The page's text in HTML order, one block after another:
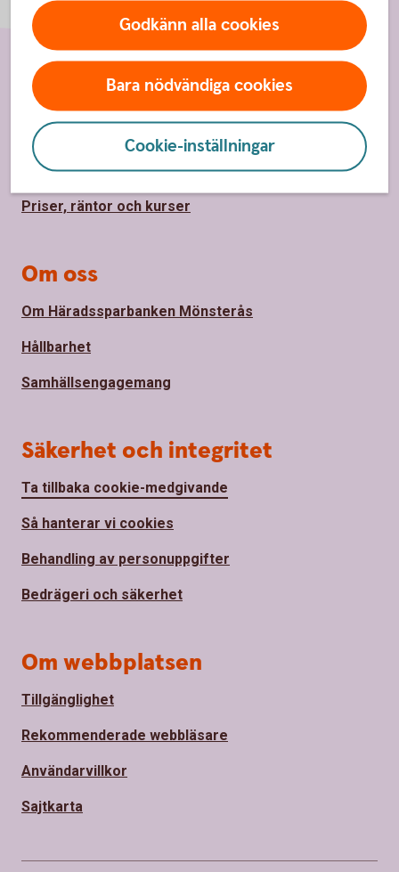
Godkänn alla cookies
Bara nödvändiga cookies
Cookie-inställningar
Sidfot
Hitta snabbt
Kontakta oss
Spärrhjälp
Priser, räntor och kurser
Om oss
Om Häradssparbanken Mönsterås
Hållbarhet
Samhällsengagemang
Säkerhet och integritet
Ta tillbaka cookie-medgivande
Så hanterar vi cookies
Behandling av personuppgifter
Bedrägeri och säkerhet
Om webbplatsen
Tillgänglighet
Rekommenderade webbläsare
Användarvillkor
Sajtkarta